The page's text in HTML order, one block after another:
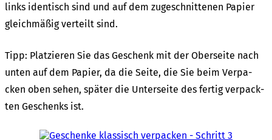
links iden­tisch sind und auf dem zuge­schnit­te­nen Papier
gleich­mä­ßig verteilt sind.
Tipp: Plat­zie­ren Sie das Geschenk mit der Ober­sei­te nach
unten auf dem Papier, da die Seite, die Sie beim Verpa­
cken oben sehen, später die Unter­sei­te des fertig verpack­
ten Geschenks ist.